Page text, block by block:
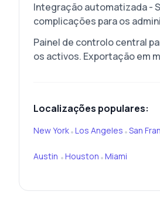
Integração automatizada -
complicações para os
Painel de controlo central
os activos. Exportação em
Localizações populares:
New York•Los Angeles •San
Austin •Houston •Miami